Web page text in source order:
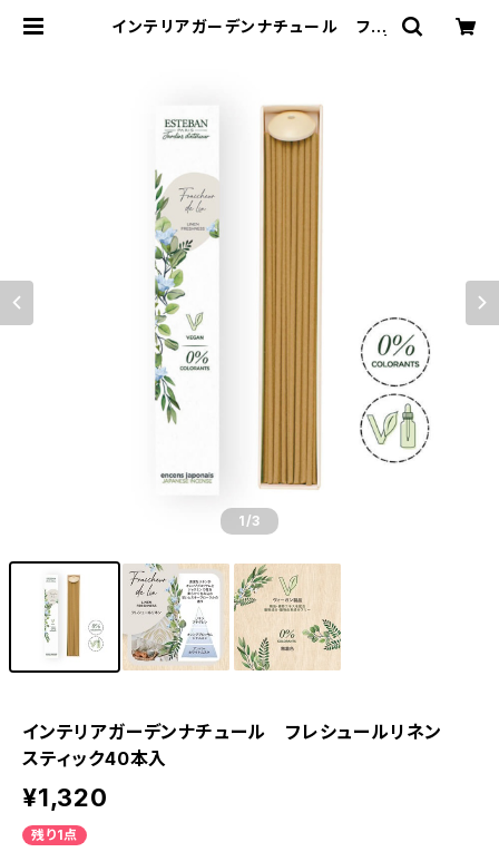
インテリアガーデンナチュール フレ
1/3
インテリアガーデンナチュール フレシュールリネン
スティック40本入
¥1,320
残り1点